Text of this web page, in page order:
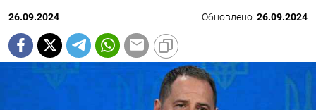
26.09.2024 Обновлено: 26.09.2024